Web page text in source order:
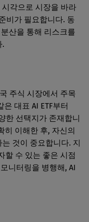
시각으로 시장을 바라
비가 필요합니다. 동
산을 통해 리스크를
.
주식 시장에서 주목
은 대표 AI ETF부터
한 선택지가 존재합니
히 이해한 후, 자신의
것이 중요합니다. 지
할 수 있는 좋은 시점
니터링을 병행해, AI